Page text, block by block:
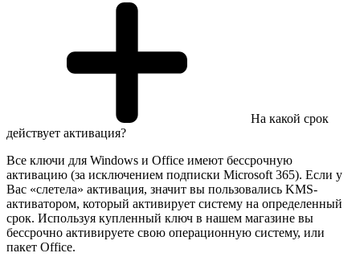
На какой срок
действует активация?
Все ключи для Windows и Office имеют бессрочную
активацию (за исключением подписки Microsoft 365). Если у
Вас «слетела» активация, значит вы пользовались KMS-
активатором, который активирует систему на определенный
срок. Используя купленный ключ в нашем магазине вы
бессрочно активируете свою операционную систему, или
пакет Office.